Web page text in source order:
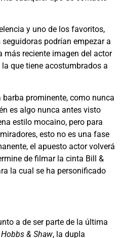
y uno de los favoritos,
podrían empezar a
más reciente imagen del actor
que tiene acostumbrados a
prominente, como nunca
es algo nunca antes visto
estilo mocaino, pero para
esto no es una fase
el apuesto actor volverá
de filmar la cinta Bill &
la cual se ha personificado
a de ser parte de la última
& Shaw, la dupla